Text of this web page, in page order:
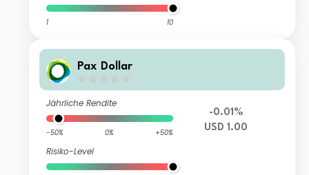
1 10
Pax Dollar
Jährliche Rendite
-50% 0% +50%
Risiko-Level
-0.01%
USD 1.00